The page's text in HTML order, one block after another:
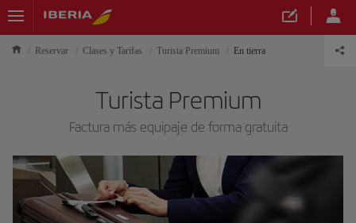
Reservar Clases y Tarifas Turista Premium En tierra
Turista Premium
Factura más equipaje de forma gratuita